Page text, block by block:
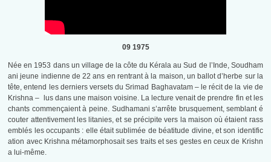
09 1975
Née en 1953 dans un village de la côte du Kérala au Sud de l’Inde, Soudham
ani jeune indienne de 22 ans en rentrant à la maison, un ballot d’herbe sur la
tête, entend les derniers versets du Srimad Baghavatam – le récit de la vie de
Krishna – lus dans une maison voisine. La lecture venait de prendre fin et les
chants commençaient à peine. Sudhamani s’arrête brusquement, semblant é
couter attentivement les litanies, et se précipite vers la maison où étaient rass
emblés les occupants : elle était sublimée de béatitude divine, et son identific
ation avec Krishna métamorphosait ses traits et ses gestes en ceux de Krishn
a lui-même.